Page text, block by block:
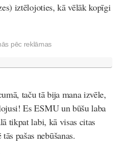
iztēlojoties, kā vēlāk kopīgi
pēc reklāmas
taču tā bija mana izvēle,
Es ESMU un būšu laba
tikpat labi, kā visas citas
pašas nebūšanas.